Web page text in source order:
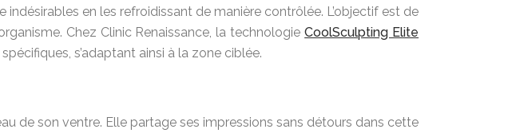
en les refroidissant de manière contrôlée. L’objectif est de
Chez Clinic Renaissance, la technologieCoolSculpting Elite
s’adaptant ainsi à la zone ciblée.
de son ventre. Elle partage ses impressions sans détours dans cette